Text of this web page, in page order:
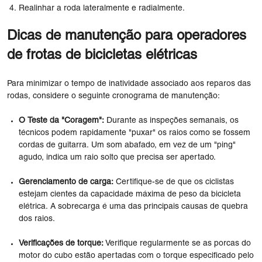
Realinhar a roda lateralmente e radialmente.
Dicas de manutenção para operadores
de frotas de bicicletas elétricas
Para minimizar o tempo de inatividade associado aos reparos das
rodas, considere o seguinte cronograma de manutenção:
O Teste da "Coragem": Durante as inspeções semanais, os
técnicos podem rapidamente "puxar" os raios como se fossem
cordas de guitarra. Um som abafado, em vez de um "ping"
agudo, indica um raio solto que precisa ser apertado.
Gerenciamento de carga: Certifique-se de que os ciclistas
estejam cientes da capacidade máxima de peso da bicicleta
elétrica. A sobrecarga é uma das principais causas de quebra
dos raios.
Verificações de torque: Verifique regularmente se as porcas do
motor do cubo estão apertadas com o torque especificado pelo